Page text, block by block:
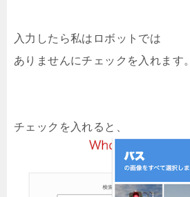
入力したら私はロボットでは
ありませんにチェックを入れます。
チェックを入れると、